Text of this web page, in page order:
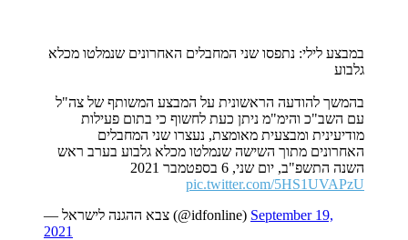
במבצע לילי: נתפסו שני המחבלים האחרונים שנמלטו מכלא
גלבוע
בהמשך להודעה הראשונית על המבצע המשותף של צה"ל
עם השב"כ והימ"מ ניתן כעת לחשוף כי בתום פעילות
מודיעינית ומבצעית מאומצת, נעצרו שני המחבלים
האחרונים מתוך השישה שנמלטו מכלא גלבוע בערב ראש
השנה התשפ"ב, יום שני, 6 בספטמבר 2021
pic.twitter.com/5HS1UVAPzU
— צבא ההגנה לישראל (@idfonline) September 19,
2021